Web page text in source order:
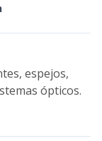
espejos,
ópticos.